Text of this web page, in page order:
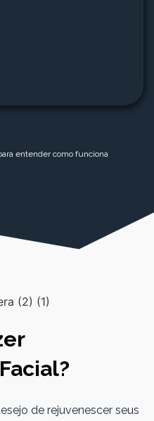
entender como funciona
de rejuvenescer seus